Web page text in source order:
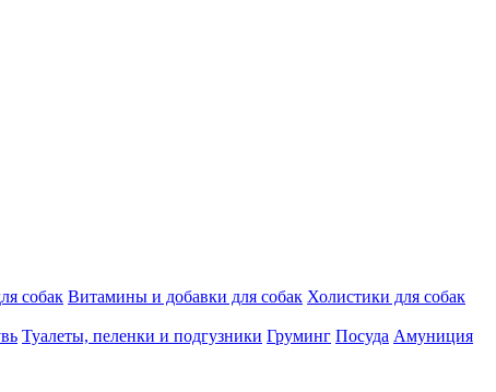
собак Витамины и добавки для собак Холистики для собак
Туалеты, пеленки и подгузники Груминг Посуда Амуниция